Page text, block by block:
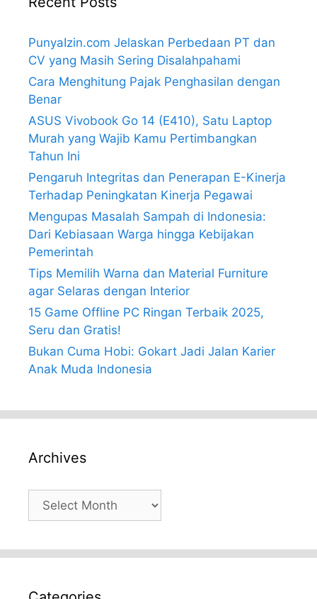
PunyaIzin.com Jelaskan Perbedaan PT dan
CV yang Masih Sering Disalahpahami
Cara Menghitung Pajak Penghasilan dengan
Benar
ASUS Vivobook Go 14 (E410), Satu Laptop
Murah yang Wajib Kamu Pertimbangkan
Tahun Ini
Pengaruh Integritas dan Penerapan E-Kinerja
Terhadap Peningkatan Kinerja Pegawai
Mengupas Masalah Sampah di Indonesia:
Dari Kebiasaan Warga hingga Kebijakan
Pemerintah
Tips Memilih Warna dan Material Furniture
agar Selaras dengan Interior
15 Game Offline PC Ringan Terbaik 2025,
Seru dan Gratis!
Bukan Cuma Hobi: Gokart Jadi Jalan Karier
Anak Muda Indonesia
Archives
Archives